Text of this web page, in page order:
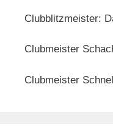
Clubblitzmeister:
Clubmeister
Clubmeister